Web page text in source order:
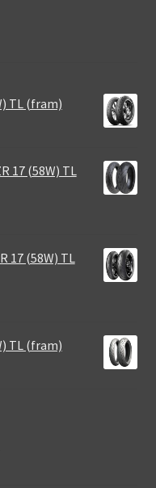
TL (fram)
17 (58W) TL
17 (58W) TL
TL (fram)